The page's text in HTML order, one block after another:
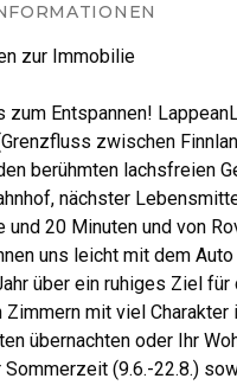
zur Immobilie
zum Entspannen!
zwischen
berühmten lachsfreien
nächster
und 20 Minuten und von
uns leicht mit dem
über ein ruhiges Ziel
Zimmern mit viel
übernachten oder Ihr
(9.6.-22.8.)